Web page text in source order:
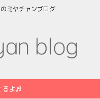
ミヤチャンブログ
るよ♬